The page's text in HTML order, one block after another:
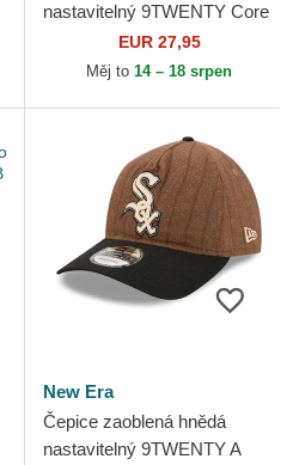
nastavitelný 9TWENTY Core
Classic Chicago White Sox
MLB New Era
EUR 27,95
Měj to 14 – 18 srpen
New Era
Čepice zaoblená hnědá
nastavitelný 9TWENTY A